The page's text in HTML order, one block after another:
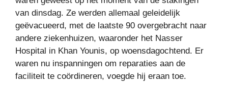
van dinsdag. Ze werden allemaal geleidelijk
geëvacueerd, met de laatste 90 overgebracht naar
andere ziekenhuizen, waaronder het Nasser
Hospital in Khan Younis, op woensdagochtend. Er
waren nu inspanningen om reparaties aan de
faciliteit te coördineren, voegde hij eraan toe.